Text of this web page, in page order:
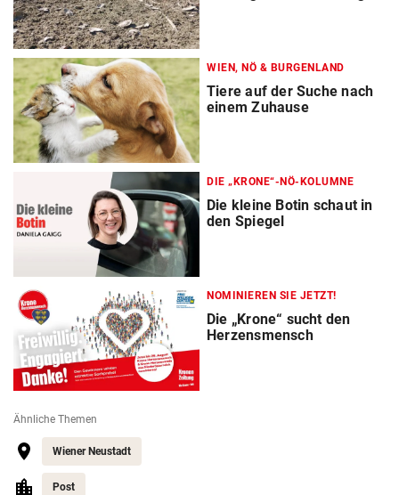
WIEN, NÖ & BURGENLAND
Tiere auf der Suche nach
einem Zuhause
DIE „KRONE“-NÖ-KOLUMNE
Die kleine Botin schaut in
den Spiegel
NOMINIEREN SIE JETZT!
Die „Krone“ sucht den
Herzensmensch
Ähnliche Themen
Wiener Neustadt
Post